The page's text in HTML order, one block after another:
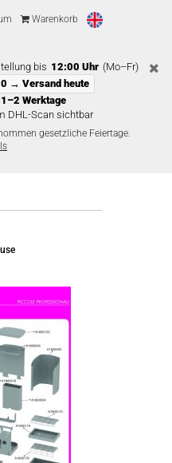
Warenkorb
bis 12:00 Uhr (Mo–Fr)
→ Versand heute
1–2 Werktage
DHL-Scan sichtbar
gesetzliche Feiertage.